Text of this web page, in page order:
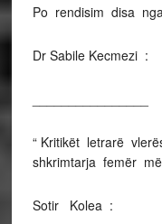
Po rendisim disa
Dr Sabile Kecmezi :
“ Kritikët letrarë
shkrimtarja femër
Sotir Kolea :